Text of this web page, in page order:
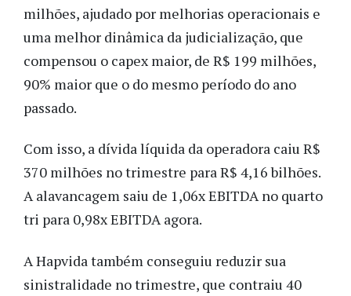
milhões, ajudado por melhorias operacionais e
uma melhor dinâmica da judicialização, que
compensou o capex maior, de R$ 199 milhões,
90% maior que o do mesmo período do ano
passado.
Com isso, a dívida líquida da operadora caiu R$
370 milhões no trimestre para R$ 4,16 bilhões.
A alavancagem saiu de 1,06x EBITDA no quarto
tri para 0,98x EBITDA agora.
A Hapvida também conseguiu reduzir sua
sinistralidade no trimestre, que contraiu 40